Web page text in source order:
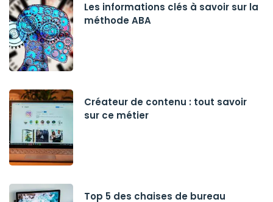
Les informations clés à savoir sur la
méthode ABA
Créateur de contenu : tout savoir
sur ce métier
Top 5 des chaises de bureau